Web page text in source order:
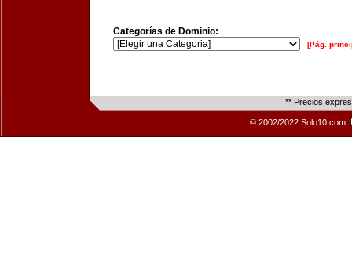
Categorías de Dominio:
[Pág.
** Precios
© 2002/2022 Solo10.com